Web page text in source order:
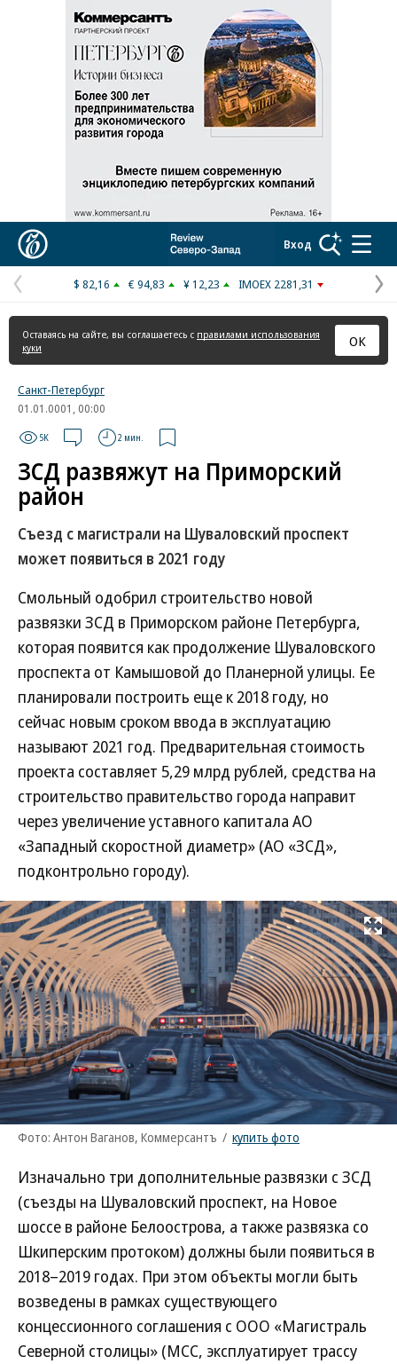
Вход
Предыдущая
страница
$ 82,16 € 94,83 ¥ 12,23 IMOEX 2281,31
Оставаясь на сайте, вы соглашаетесь с правилами использования
куки
ОК
Санкт-Петербург
01.01.0001, 00:00
5K 2 мин.
ЗСД развяжут на Приморский
район
Съезд с магистрали на Шуваловский проспект
может появиться в 2021 году
Смольный одобрил строительство новой
развязки ЗСД в Приморском районе Петербурга,
которая появится как продолжение Шуваловского
проспекта от Камышовой до Планерной улицы. Ее
планировали построить еще к 2018 году, но
сейчас новым сроком ввода в эксплуатацию
называют 2021 год. Предварительная стоимость
проекта составляет 5,29 млрд рублей, средства на
строительство правительство города направит
через увеличение уставного капитала АО
«Западный скоростной диаметр» (АО «ЗСД»,
подконтрольно городу).
Развернуть
Фото: Антон Ваганов, Коммерсантъ / купить фото
Изначально три дополнительные развязки с ЗСД
(съезды на Шуваловский проспект, на Новое
шоссе в районе Белоострова, а также развязка со
Шкиперским протоком) должны были появиться в
2018–2019 годах. При этом объекты могли быть
возведены в рамках существующего
концессионного соглашения с ООО «Магистраль
Северной столицы» (МСС, эксплуатирует трассу